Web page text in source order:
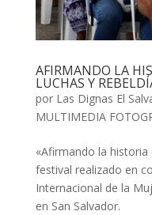
AFIRMANDO LA
LUCHAS Y
por Las Dignas El
MULTIMEDIA
«Afirmando la historia
festival realizado en
Internacional de la
en San Salvador.